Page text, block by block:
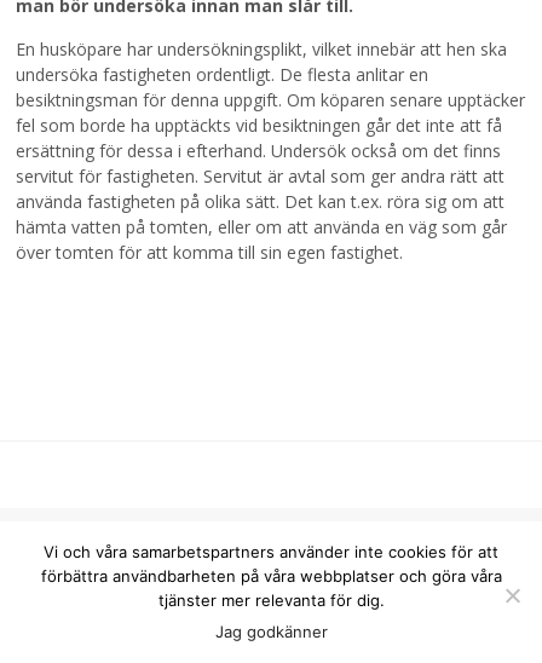
man bör undersöka innan man slår till.
En husköpare har undersökningsplikt, vilket innebär att hen ska
undersöka fastigheten ordentligt. De flesta anlitar en
besiktningsman för denna uppgift. Om köparen senare upptäcker
fel som borde ha upptäckts vid besiktningen går det inte att få
ersättning för dessa i efterhand. Undersök också om det finns
servitut för fastigheten. Servitut är avtal som ger andra rätt att
använda fastigheten på olika sätt. Det kan t.ex. röra sig om att
hämta vatten på tomten, eller om att använda en väg som går
över tomten för att komma till sin egen fastighet.
info@homepoint.se
Copyright © 2026 Homepoint.
Vi och våra samarbetspartners använder inte cookies för att
förbättra användbarheten på våra webbplatser och göra våra
tjänster mer relevanta för dig.
Jag godkänner